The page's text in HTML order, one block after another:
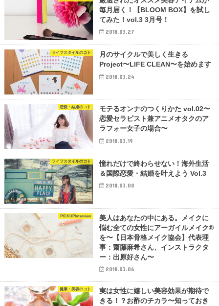
毎月届く！【BLOOM BOX】を試し
てみた！vol.3 3月号！
2018.03.27
ライフスタイルのコト
月のサイクルで美しく生きる
Project〜LIFE CLEAN〜を始めます
2018.03.24
恋愛・結婚のコト
モテるオンナのつくりかた vol.02〜
恋愛セラピスト兼アニメオタクのア
ラフォー女子の場合〜
2018.03.19
ライフスタイルのコト
憧れだけで終わらせない！海外生活
＆国際恋愛・結婚を叶えよう Vol.3
2018.03.08
PICKUPInterview
美人はあなたの中にある。メイクに
悩む全ての女性にアーガイルメイク®
を〜【日本骨格メイク協会】代表理
事：齋藤麻希さん、インストラクタ
ー：出原好さん〜
2018.03.06
健康・美容のコト
実は女性に嬉しい美容効果が期待で
きる！？お酢のチカラ〜知っておき